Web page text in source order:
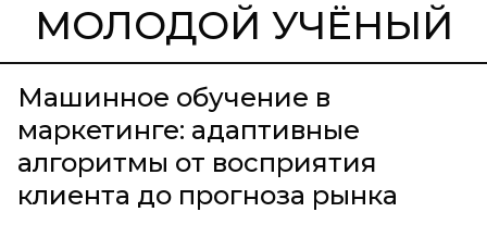
МОЛОДОЙ УЧЁНЫЙ
Машинное обучение в
маркетинге: адаптивные
алгоритмы от восприятия
клиента до прогноза рынка